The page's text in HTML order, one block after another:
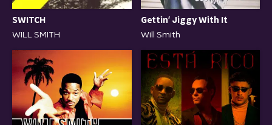
SWITCH
WILL SMITH
Gettin' Jiggy With It
Will Smith